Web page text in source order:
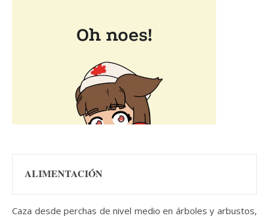
ALIMENTACIÓN
Caza desde perchas de nivel medio en árboles y arbustos,